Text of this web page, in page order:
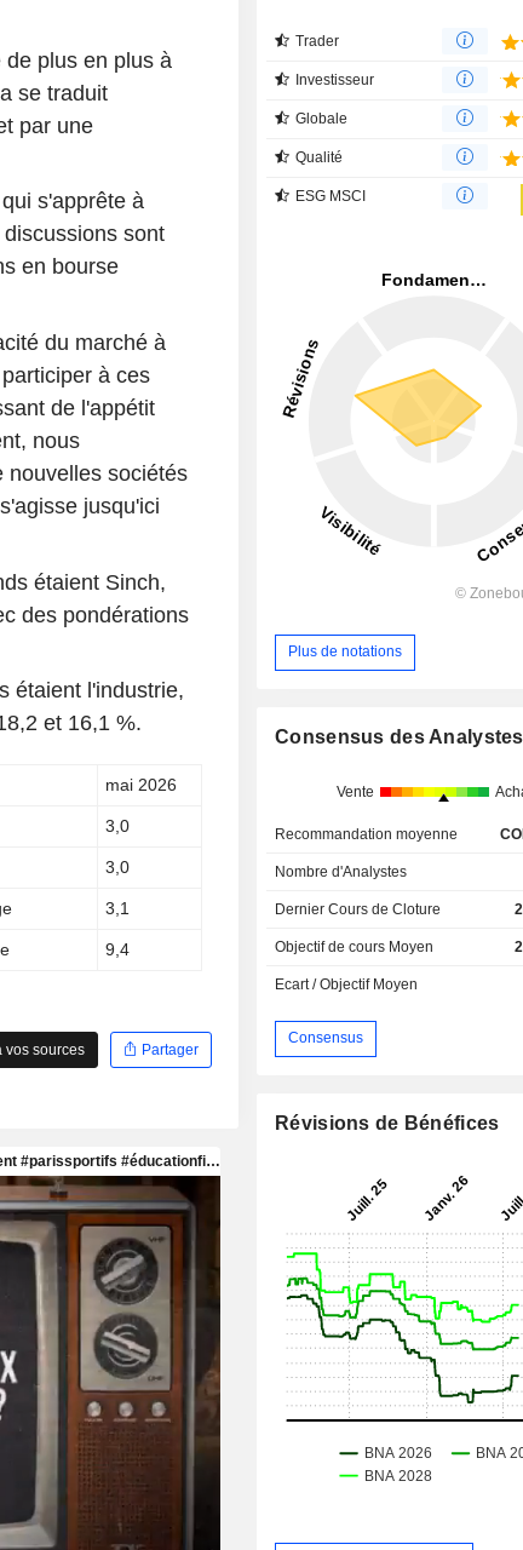
plus en plus à
se traduit
par une
s'apprête à
sont
en bourse
du marché à
à ces
de l'appétit
nous
nouvelles sociétés
jusqu'ici
étaient Sinch,
des pondérations
étaient l'industrie,
et 16,1 %.
mai 2026
3,0
3,0
3,1
9,4
vos sources Partager
Trader
Investisseur
Globale
Qualité
ESG MSCI
Plus de notations
Consensus des Analystes
Vente
Recommandation moyenne
Nombre d'Analystes
Dernier Cours de Cloture
Objectif de cours Moyen
Ecart / Objectif Moyen
Consensus
Révisions de Bénéfices